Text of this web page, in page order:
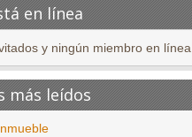
en línea
y ningún miembro en línea
más leídos